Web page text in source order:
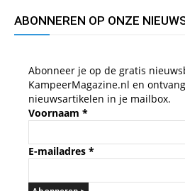
ABONNEREN OP ONZE
Abonneer je op de gratis
KampeerMagazine.nl en
nieuwsartikelen in je mailbox.
Voornaam *
E-mailadres *